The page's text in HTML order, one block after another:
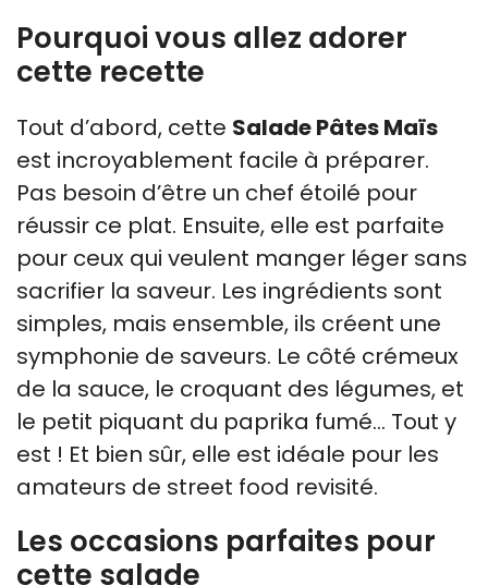
Pourquoi vous allez adorer
cette recette
Tout d’abord, cette Salade Pâtes Maïs
est incroyablement facile à préparer.
Pas besoin d’être un chef étoilé pour
réussir ce plat. Ensuite, elle est parfaite
pour ceux qui veulent manger léger sans
sacrifier la saveur. Les ingrédients sont
simples, mais ensemble, ils créent une
symphonie de saveurs. Le côté crémeux
de la sauce, le croquant des légumes, et
le petit piquant du paprika fumé… Tout y
est ! Et bien sûr, elle est idéale pour les
amateurs de street food revisité.
Les occasions parfaites pour
cette salade